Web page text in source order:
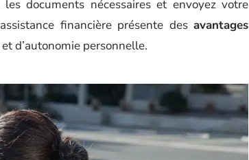
documents nécessaires et envoyez votre
financière présente des avantages
d’autonomie personnelle.